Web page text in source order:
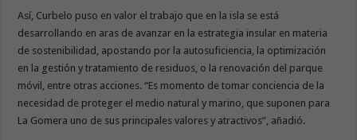
Así, Curbelo puso en valor el trabajo que en la isla se está
desarrollando en aras de avanzar en la estrategia insular en materia
de sostenibilidad, apostando por la autosuficiencia, la optimización
en la gestión y tratamiento de residuos, o la renovación del parque
móvil, entre otras acciones. “Es momento de tomar conciencia de la
necesidad de proteger el medio natural y marino, que suponen para
La Gomera uno de sus principales valores y atractivos”, añadió.